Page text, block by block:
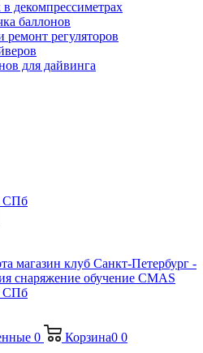
в декомпрессиметрах
баллонов
регуляторов
для дайвинга
СПб
0 Корзина0 0